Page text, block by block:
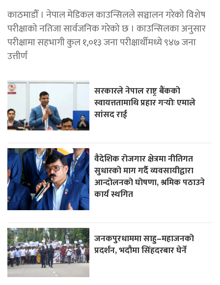
काठमाडौँ । नेपाल मेडिकल काउन्सिलले सञ्चालन गरेको विशेष
परीक्षाको नतिजा सार्वजनिक गरेको छ । काउन्सिलका अनुसार
परीक्षामा सहभागी कुल १,०१३ जना परीक्षार्थीमध्ये ९४७ जना
उत्तीर्ण
सरकारले नेपाल राष्ट्र बैंकको
स्वायत्ततामाथि प्रहार गर्‍योः एमाले
सांसद राई
वैदेशिक रोजगार क्षेत्रमा नीतिगत
सुधारको माग गर्दै व्यवसायीद्वारा
आन्दोलनको घोषणा, श्रमिक पठाउने
कार्य स्थगित
जनकपुरधाममा साहु–महाजनको
प्रदर्शन, भदौमा सिंहदरबार घेर्ने